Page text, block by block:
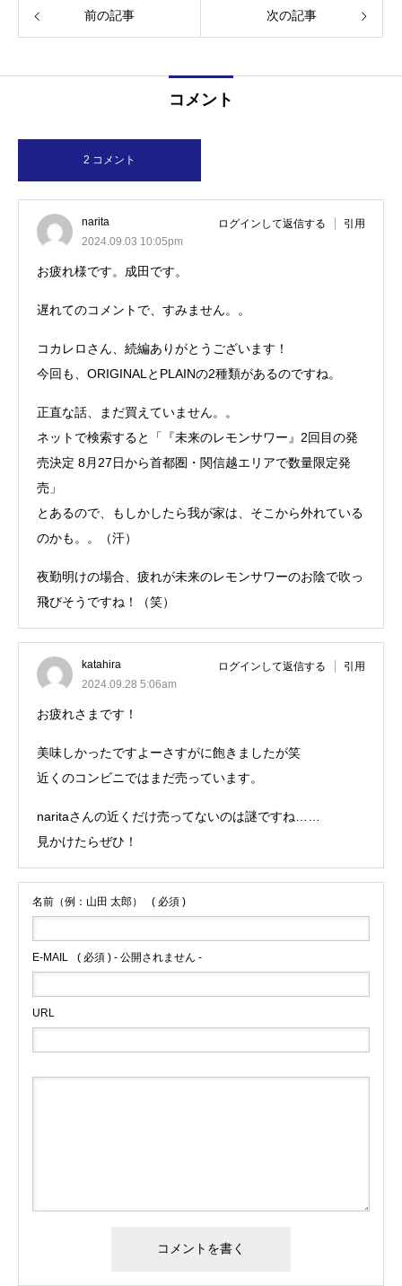
前の記事 次の記事
コメント
2 コメント
narita
2024.09.03 10:05pm
ログインして返信する 引用
お疲れ様です。成田です。
遅れてのコメントで、すみません。。
コカレロさん、続編ありがとうございます！
今回も、ORIGINALとPLAINの2種類があるのですね。
正直な話、まだ買えていません。。
ネットで検索すると「『未来のレモンサワー』2回目の発
売決定 8月27日から首都圏・関信越エリアで数量限定発
売」
とあるので、もしかしたら我が家は、そこから外れている
のかも。。（汗）
夜勤明けの場合、疲れが未来のレモンサワーのお陰で吹っ
飛びそうですね！（笑）
katahira
2024.09.28 5:06am
ログインして返信する 引用
お疲れさまです！
美味しかったですよーさすがに飽きましたが笑
近くのコンビニではまだ売っています。
naritaさんの近くだけ売ってないのは謎ですね……
見かけたらぜひ！
名前（例：山田 太郎） ( 必須 )
E-MAIL ( 必須 ) - 公開されません -
URL